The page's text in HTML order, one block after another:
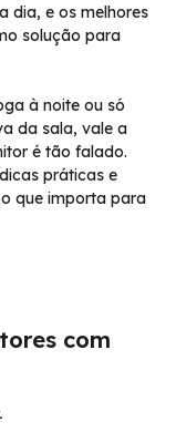
dia, e os melhores
solução para
à noite ou só
da sala, vale a
é tão falado.
práticas e
que importa para
com